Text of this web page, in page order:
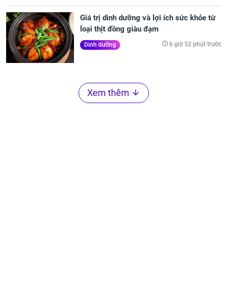
Giá trị dinh dưỡng và lợi ích sức khỏe từ
loại thịt đồng giàu đạm
Dinh dưỡng 6 giờ 52 phút trước
Xem thêm